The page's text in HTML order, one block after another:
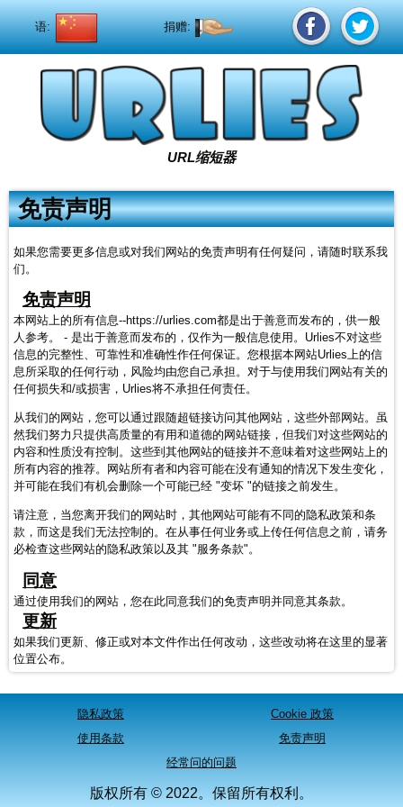
语: 捐赠:
URL缩短器
免责声明
如果您需要更多信息或对我们网站的免责声明有任何疑问，请随时联系我
们。
免责声明
本网站上的所有信息--https://urlies.com都是出于善意而发布的，供一般
人参考。 - 是出于善意而发布的，仅作为一般信息使用。Urlies不对这些
信息的完整性、可靠性和准确性作任何保证。您根据本网站Urlies上的信
息所采取的任何行动，风险均由您自己承担。对于与使用我们网站有关的
任何损失和/或损害，Urlies将不承担任何责任。
从我们的网站，您可以通过跟随超链接访问其他网站，这些外部网站。虽
然我们努力只提供高质量的有用和道德的网站链接，但我们对这些网站的
内容和性质没有控制。这些到其他网站的链接并不意味着对这些网站上的
所有内容的推荐。网站所有者和内容可能在没有通知的情况下发生变化，
并可能在我们有机会删除一个可能已经 "变坏 "的链接之前发生。
请注意，当您离开我们的网站时，其他网站可能有不同的隐私政策和条
款，而这是我们无法控制的。在从事任何业务或上传任何信息之前，请务
必检查这些网站的隐私政策以及其 "服务条款"。
同意
通过使用我们的网站，您在此同意我们的免责声明并同意其条款。
更新
如果我们更新、修正或对本文件作出任何改动，这些改动将在这里的显著
位置公布。
隐私政策
Cookie 政策
使用条款
免责声明
经常问的问题
版权所有 © 2022。保留所有权利。